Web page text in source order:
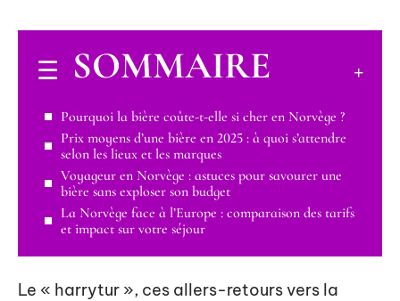
SOMMAIRE
Pourquoi la bière coûte-t-elle si cher en Norvège ?
Prix moyens d’une bière en 2025 : à quoi s’attendre
selon les lieux et les marques
Voyageur en Norvège : astuces pour savourer une
bière sans exploser son budget
La Norvège face à l’Europe : comparaison des tarifs
et impact sur votre séjour
Le « harrytur », ces allers-retours vers la